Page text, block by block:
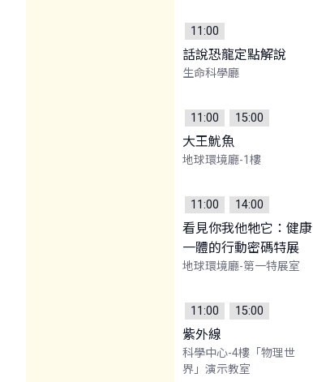
11:00
話說恐龍定點解說
生命科學廳
11:00 15:00
大王魷魚
地球環境廳-1樓
11:00 14:00
看見你我他牠它：健康
一體的行動密碼特展
地球環境廳-第一特展室
11:00 15:00
紫外線
科學中心-4樓「物理世
界」演示教室